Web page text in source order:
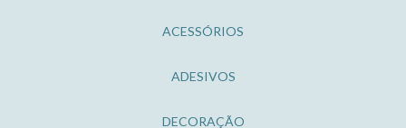
ACESSÓRIOS
ADESIVOS
DECORAÇÃO